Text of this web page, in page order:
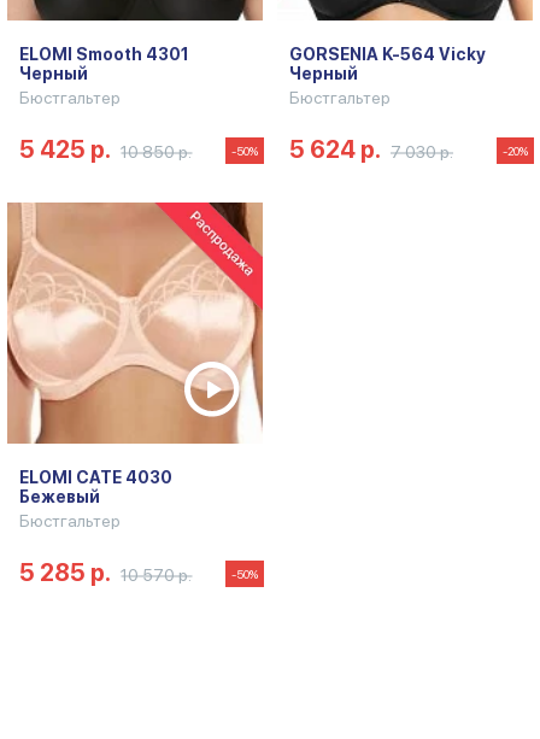
ELOMI Smooth 4301
Черный
Бюстгальтер
5 425 р. 10 850 р. -50%
GORSENIA K-564 Vicky
Черный
Бюстгальтер
5 624 р. 7 030 р. -20%
ELOMI CATE 4030
Бежевый
Бюстгальтер
5 285 р. 10 570 р. -50%